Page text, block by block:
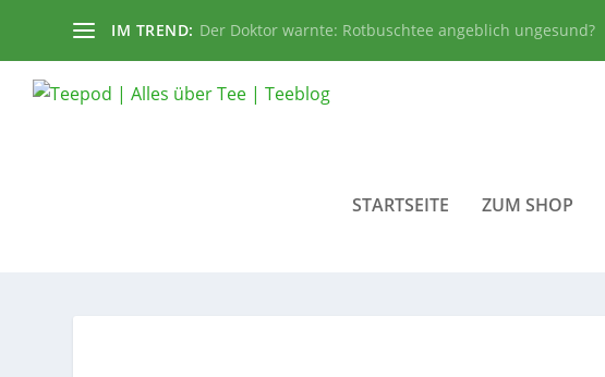
IM TREND: Der Doktor warnte: Rotbuschtee angeblich ungesund?
STARTSEITE ZUM SHOP